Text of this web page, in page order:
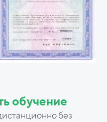
обучение
без